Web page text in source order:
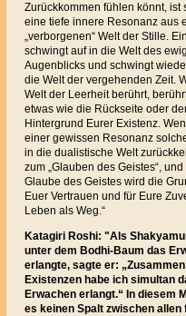
Zurückkommen fühlen könnt, ist
eine tiefe innere Resonanz aus
„verborgenen“ Welt der Stille.
schwingt auf in die Welt des
Augenblicks und schwingt
die Welt der vergehenden Zeit.
Welt der Leerheit berührt,
etwas wie die Rückseite oder
Hintergrund Eurer Existenz.
einer gewissen Resonanz
in die dualistische Welt
zum „Glauben des Geistes“,
Glaube des Geistes wird die
Euer Vertrauen und für Eure
Leben als Weg.“
Katagiri Roshi: "Als
unter dem Bodhi-Baum das
erlangte, sagte er:
Existenzen habe ich simultan
Erwachen erlangt.“ In diesem
es keinen Spalt zwischen allen